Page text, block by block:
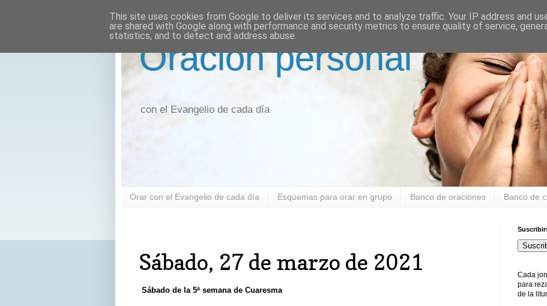
Oración personal
con el Evangelio de cada día
Orar con el Evangelio de cada día Esquemas para orar en grupo Banco de oraciones Banco de
Sábado, 27 de marzo de 2021
Sábado de la 5ª semana de Cuaresma
Cada
para
de la
This site uses cookies from Google to deliver its services and to analyze traffic. Your IP address and
are shared with Google along with performance and security metrics to ensure quality of service,
statistics, and to detect and address abuse.